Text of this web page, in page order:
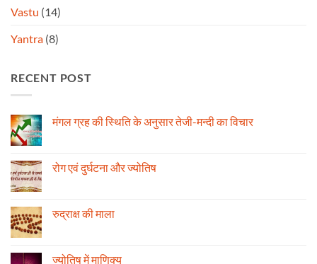
Vastu (14)
Yantra (8)
RECENT POST
मंगल ग्रह की स्थिति के अनुसार तेजी-मन्दी का विचार
मंगल
ग्रह
अनुसार
तेजी-
रोग एवं दुर्घटना और ज्योतिष
रोग
एवं
रुद्राक्ष की माला
रुद्राक्ष
ज्योतिष में माणिक्य